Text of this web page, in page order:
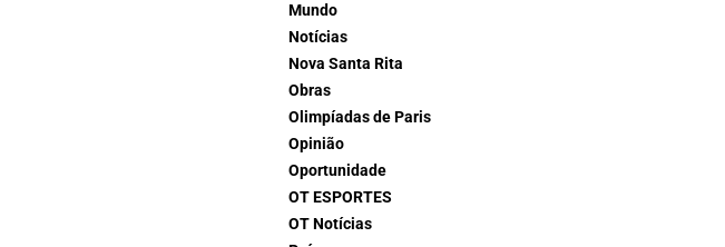
Mundo
Notícias
Nova Santa Rita
Obras
Olimpíadas de Paris
Opinião
Oportunidade
OT ESPORTES
OT Notícias